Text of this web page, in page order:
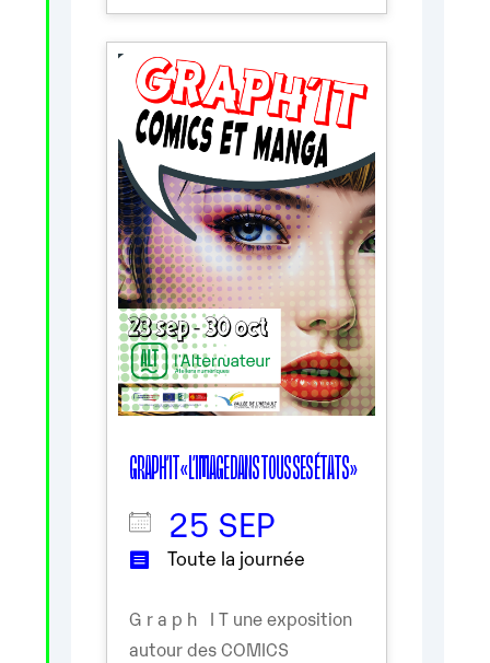
GRAPH’IT « L’IMAGE DANS TOUS SES ÉTATS »
25 SEP
Toute la journée
G r a p h I T une exposition
autour des COMICS